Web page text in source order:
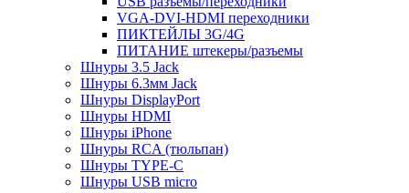
VGA-DVI-HDMI переходники
ПИКТЕЙЛЫ 3G/4G
ПИТАНИЕ штекеры/разъемы
Шнуры 3.5 Jack
Шнуры 6.3мм Jack
Шнуры DisplayPort
Шнуры HDMI
Шнуры iPhone
Шнуры RCA (тюльпан)
Шнуры TYPE-C
Шнуры USB micro